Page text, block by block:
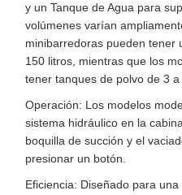
y un Tanque de Agua para
volúmenes varían
minibarredoras pueden tener
150 litros, mientras que los
tener tanques de polvo de 3 a
Operación: Los modelos
sistema hidráulico en la
boquilla de succión y el
presionar un botón.
Eficiencia: Diseñado para